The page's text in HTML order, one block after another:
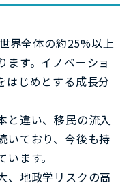
界全体の約25%以上
ます。イノベーショ
はじめとする成長分
と違い、移民の流入
いており、今後も持
ます。
、地政学リスクの高